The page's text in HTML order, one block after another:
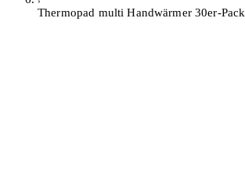
Thermopad multi Handwärmer 30er-Pack